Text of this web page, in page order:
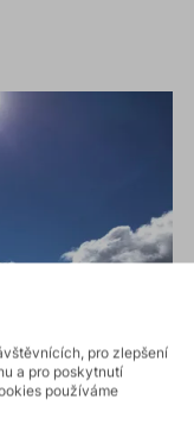
pro zlepšení
a pro poskytnutí
používáme